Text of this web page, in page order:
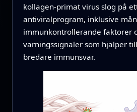
kollagen‑primat virus slog på
antiviralprogram, inklusive
immunkontrollerande faktorer
varningssignaler som hjälper
bredare immunsvar.